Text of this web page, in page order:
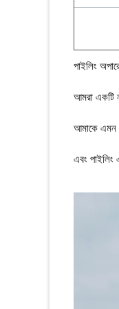
পাইলিং
আমরা একটি
আমাকে এমন
এবং পাইলিং